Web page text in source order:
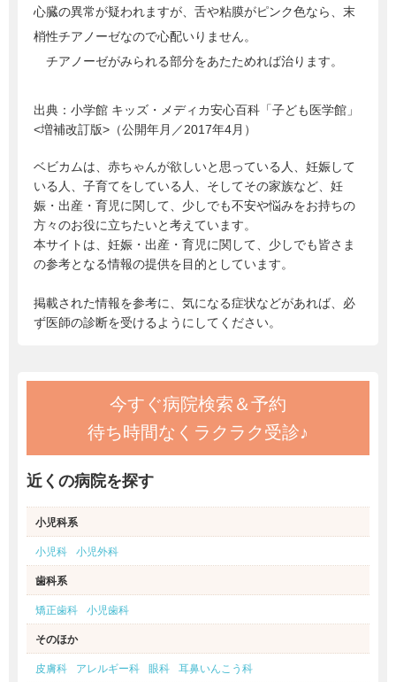
心臓の異常が疑われますが、舌や粘膜がピンク色なら、末
梢性チアノーゼなので心配いりません。
チアノーゼがみられる部分をあたためれば治ります。
出典： 小学館 キッズ・メディカ安心百科「子ども医学館」
<増補改訂版>（公開年月／2017年4月）
ベビカムは、赤ちゃんが欲しいと思っている人、妊娠して
いる人、子育てをしている人、そしてその家族など、妊
娠・出産・育児に関して、少しでも不安や悩みをお持ちの
方々のお役に立ちたいと考えています。
本サイトは、妊娠・出産・育児に関して、少しでも皆さま
の参考となる情報の提供を目的としています。
掲載された情報を参考に、気になる症状などがあれば、必
ず医師の診断を受けるようにしてください。
今すぐ病院検索＆予約
待ち時間なくラクラク受診♪
近くの病院を探す
小児科系
小児科 小児外科
歯科系
矯正歯科 小児歯科
そのほか
皮膚科 アレルギー科 眼科 耳鼻いんこう科